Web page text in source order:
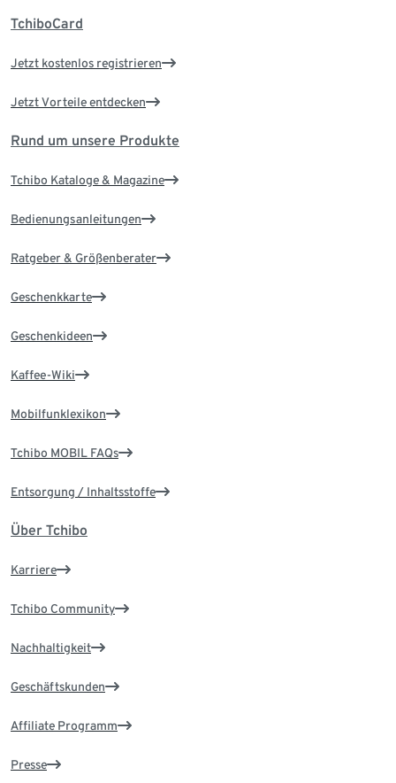
TchiboCard
Jetzt kostenlos registrieren
Jetzt Vorteile entdecken
Rund um unsere Produkte
Tchibo Kataloge & Magazine
Bedienungsanleitungen
Ratgeber & Größenberater
Geschenkkarte
Geschenkideen
Kaffee-Wiki
Mobilfunklexikon
Tchibo MOBIL FAQs
Entsorgung / Inhaltsstoffe
Über Tchibo
Karriere
Tchibo Community
Nachhaltigkeit
Geschäftskunden
Affiliate Programm
Presse